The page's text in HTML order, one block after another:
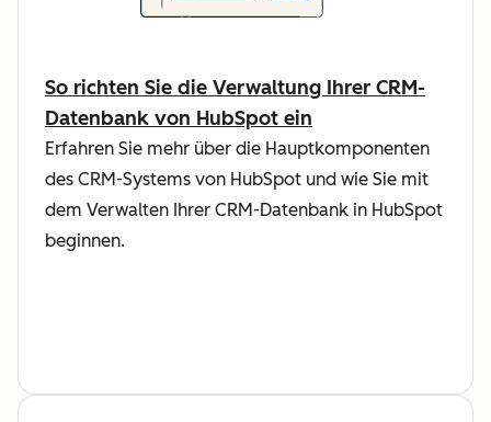
So richten Sie die Verwaltung Ihrer CRM-
Datenbank von HubSpot ein
Erfahren Sie mehr über die Hauptkomponenten
des CRM-Systems von HubSpot und wie Sie mit
dem Verwalten Ihrer CRM-Datenbank in HubSpot
beginnen.